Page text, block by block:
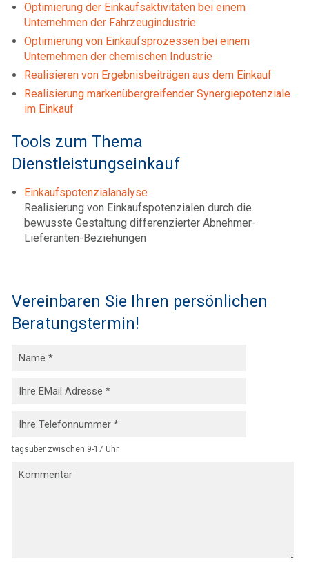
Optimierung der Einkaufsaktivitäten bei einem
Unternehmen der Fahrzeugindustrie
Optimierung von Einkaufsprozessen bei einem
Unternehmen der chemischen Industrie
Realisieren von Ergebnisbeiträgen aus dem Einkauf
Realisierung markenübergreifender Synergiepotenziale
im Einkauf
Tools zum Thema
Dienstleistungseinkauf
Einkaufspotenzialanalyse
Realisierung von Einkaufspotenzialen durch die
bewusste Gestaltung differenzierter Abnehmer-
Lieferanten-Beziehungen
Vereinbaren Sie Ihren persönlichen
Beratungstermin!
tagsüber zwischen 9-17 Uhr